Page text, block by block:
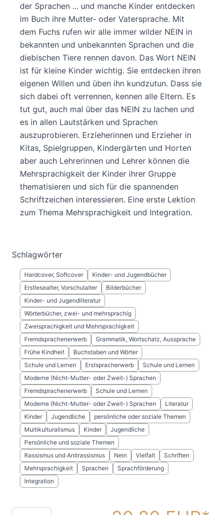
der Sprachen ... und manche Kinder entdecken
im Buch ihre Mutter- oder Vatersprache. Mit
dem Fuchs rufen wir alle immer wilder NEIN in
bekannten und unbekannten Sprachen und die
diebischen Tiere rennen davon. Das Wort NEIN
ist für kleine Kinder wichtig. Sie entdecken ihren
eigenen Willen und üben ihn kundzutun. Dass sie
sich dabei oft verrennen, kennen alle Eltern. Es
tut gut, auch mal über das NEIN zu lachen und
es in allen Lautstärken und Sprachen
auszuprobieren. Erzieherinnen und Erzieher in
Kitas, Spielgruppen, Kindergärten und Horten
aber auch Lehrerinnen und Lehrer können die
Mehrsprachigkeit der Kinder ihrer Gruppe
thematisieren und sich für die spannenden
Schriftzeichen interessieren. Eine erste Lektion
zum Thema Mehrsprachigkeit und Integration.
Schlagwörter
Hardcover, Softcover
Kinder- und Jugendbücher
Erstlesealter, Vorschulalter
Bilderbücher
Kinder- und Jugendliteratur
Wörterbücher, zwei- und mehrsprachig
Zweisprachigkeit und Mehrsprachigkeit
Fremdsprachenerwerb
Grammatik, Wortschatz, Aussprache
Frühe Kindheit
Buchstaben und Wörter
Schule und Lernen
Erstspracherwerb
Schule und Lernen
Moderne (Nicht-Mutter- oder Zweit-) Sprachen
Fremdsprachenerwerb
Schule und Lernen
Moderne (Nicht-Mutter- oder Zweit-) Sprachen
Literatur
Kinder
Jugendliche
persönliche oder soziale Themen
Multikulturalismus
Kinder
Jugendliche
Persönliche und soziale Themen
Rassismus und Antirassismus
Nein Vielfalt
Schriften
Mehrsprachigkeit
Sprachen
Sprachförderung
Integration
Menge